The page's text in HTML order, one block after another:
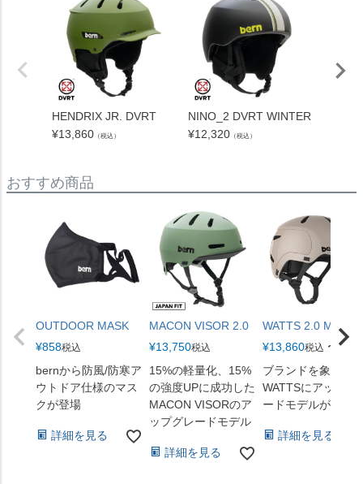
HENDRIX JR. DVRT
¥13,860 （税込）
NINO_2 DVRT WINTER
¥12,320 （税込）
おすすめ商品
OUTDOOR MASK
¥858税込
bernから防風/防寒ア
ウトドア仕様のマス
クが登場
詳細を見る
MACON VISOR 2.0
¥13,750税込
15%の軽量化、15%
の強度UPに成功した
MACON VISORのア
ップグレードモデル
詳細を見る
WATTS 2.0 MIPS
¥13,860税込 〜
ブランドを象徴す
WATTSにアップグ
ードモデルが登場
詳細を見る